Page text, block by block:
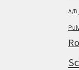
A/B